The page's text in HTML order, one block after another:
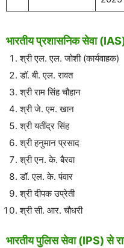
भारतीय प्रशासनिक सेवा
श्री एल. एल. जोशी (कार्यवाहक)
डॉ. बी. एल. रावत
श्री राम सिंह चौहान
श्री जे. एम. खान
श्री यतींद्र सिंह
श्री हनुमान प्रसाद
श्री एन. के. बैरवा
डॉ. एल. के. पंवार
श्री दीपक उप्रेती
श्री सी. आर. चौधरी
भारतीय पुलिस सेवा (IPS) से